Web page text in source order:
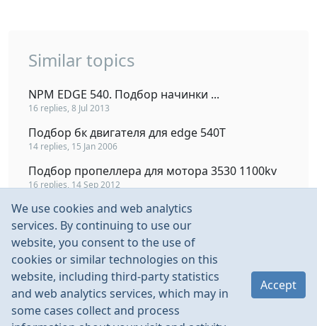
Similar topics
NPM EDGE 540. Подбор начинки ...
16 replies, 8 Jul 2013
Подбор бк двигателя для edge 540T
14 replies, 15 Jan 2006
Подбор пропеллера для мотора 3530 1100kv
16 replies, 14 Sep 2012
Подскажите как поступить? подбор винта,
мотора, аккума. для траксас Бласт.
11 replies, 24 May 2010
Подбор мотора
17 replies, 30 Sep 2008
We use cookies and web analytics
services. By continuing to use our
website, you consent to the use of
cookies or similar technologies on this
website, including third-party statistics
and web analytics services, which may in
some cases collect and process
Accept